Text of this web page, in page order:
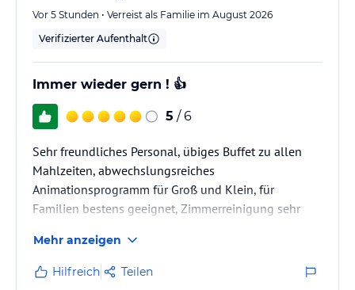
Vor 5 Stunden • Verreist als Familie im August 2026
Verifizierter Aufenthalt
Immer wieder gern ! 👍
5 / 6
Sehr freundliches Personal, übiges Buffet zu allen
Mahlzeiten, abwechslungsreiches
Animationsprogramm für Groß und Klein, für
Familien bestens geeignet, Zimmerreinigung sehr
Sanitäranlagen funktionierten nicht alle.
Mehr anzeigen
Hilfreich Teilen